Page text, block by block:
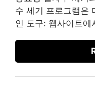
수 세기 프로그램은
인 도구: 웹사이트